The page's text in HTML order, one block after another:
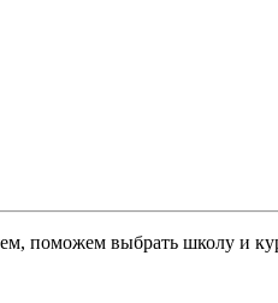
поможем выбрать школу и